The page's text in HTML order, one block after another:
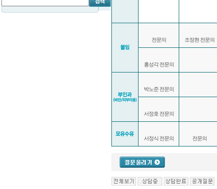
전문의
홍성각 전문의
박노준 전문의
서정호 전문의
서정식 전문의
조정현 전문의
전문의